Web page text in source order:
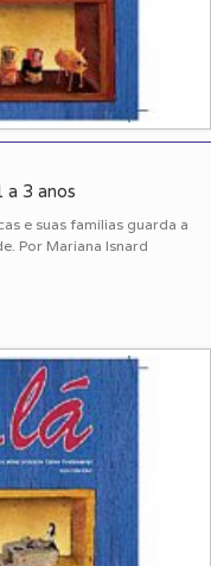
a 3 anos
e suas famílias guarda a
Por Mariana Isnard